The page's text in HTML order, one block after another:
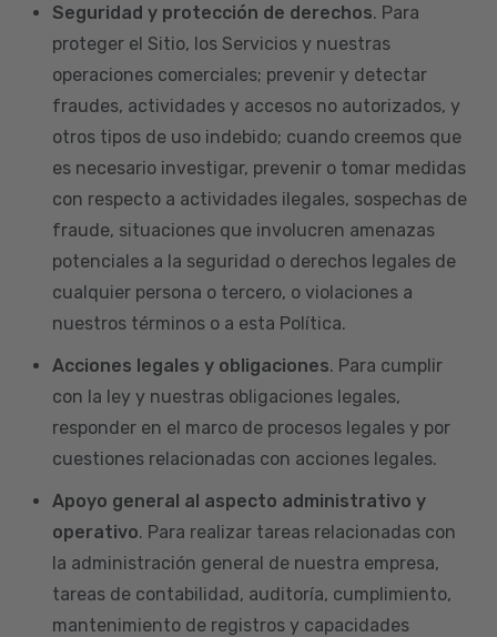
Seguridad y protección de derechos. Para
proteger el Sitio, los Servicios y nuestras
operaciones comerciales; prevenir y detectar
fraudes, actividades y accesos no autorizados, y
otros tipos de uso indebido; cuando creemos que
es necesario investigar, prevenir o tomar medidas
con respecto a actividades ilegales, sospechas de
fraude, situaciones que involucren amenazas
potenciales a la seguridad o derechos legales de
cualquier persona o tercero, o violaciones a
nuestros términos o a esta Política.
Acciones legales y obligaciones. Para cumplir
con la ley y nuestras obligaciones legales,
responder en el marco de procesos legales y por
cuestiones relacionadas con acciones legales.
Apoyo general al aspecto administrativo y
operativo. Para realizar tareas relacionadas con
la administración general de nuestra empresa,
tareas de contabilidad, auditoría, cumplimiento,
mantenimiento de registros y capacidades